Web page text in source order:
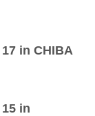
17 in CHIBA
15 in